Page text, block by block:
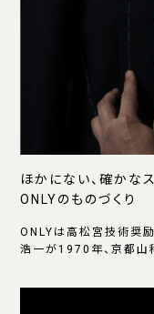
ほかにない、確かな
ONLYのものづくり
ONLYは高松宮技術奨
浩一が1970年、京都山